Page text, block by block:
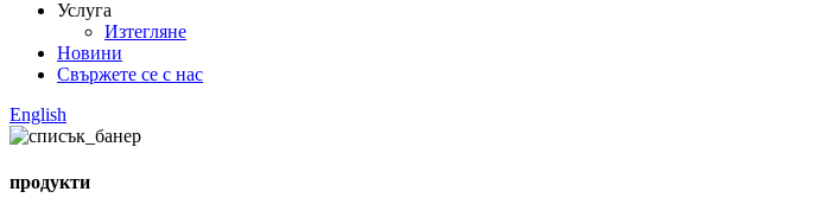
Услуга
Изтегляне
Новини
Свържете се с нас
English
продукти